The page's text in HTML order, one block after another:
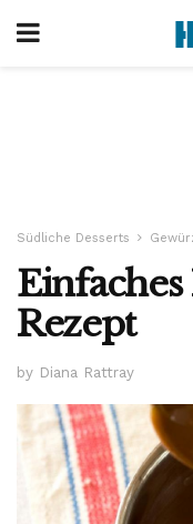
Südliche Desserts
Rezept
by Diana Rattray